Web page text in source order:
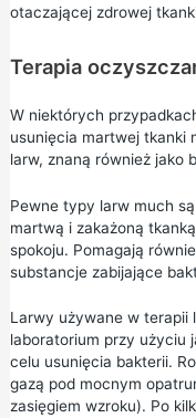
otaczającej zdrowej
Terapia
W niektórych
usunięcia martwej tkanki
larw, znaną również jako
Pewne typy larw much
martwą i zakażoną
spokoju. Pomagają
substancje zabijające
Larwy używane w terapii
laboratorium przy użyciu
celu usunięcia bakterii.
gazą pod mocnym
zasięgiem wzroku). Po